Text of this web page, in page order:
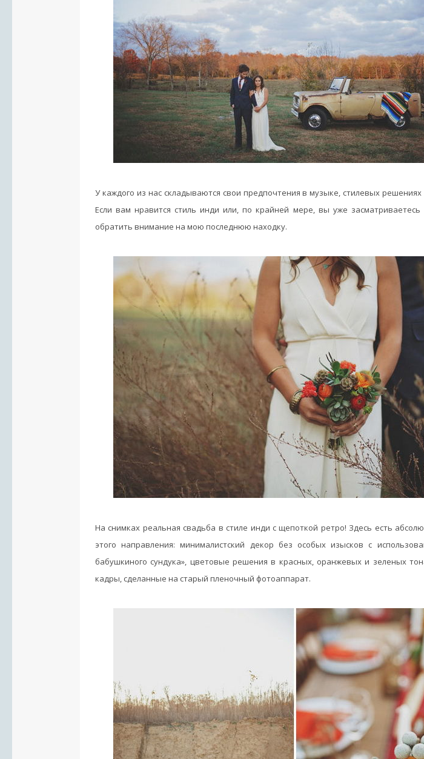
У каждого из нас складываются свои предпочтения в музыке, стилевых
Если вам нравится стиль инди или, по крайней мере, вы уже засматриваетесь
обратить внимание на мою последнюю находку.
На снимках реальная свадьба в стиле инди с щепоткой ретро! Здесь есть
этого направления: минималистский декор без особых изысков с
бабушкиного сундука», цветовые решения в красных, оранжевых и зеленых
кадры, сделанные на старый пленочный фотоаппарат.